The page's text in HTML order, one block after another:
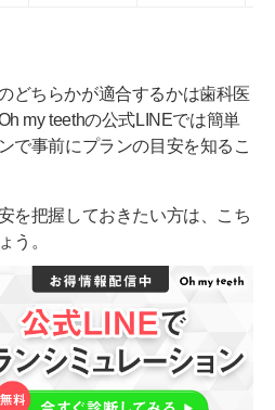
どちらかが適合するかは歯科医
my teethの公式LINEでは簡単
で事前にプランの目安を知るこ
を把握しておきたい方は、こち
う。